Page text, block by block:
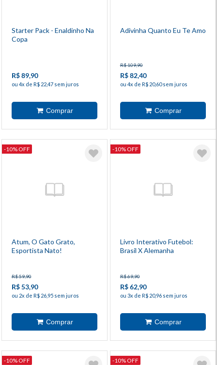
Starter Pack - Enaldinho Na
Copa
R$ 89,90
ou 4x de R$ 22,47 sem juros
Adivinha Quanto Eu Te Amo
R$ 109,90
R$ 82,40
ou 4x de R$ 20,60 sem juros
-10% OFF
Atum, O Gato Grato,
Esportista Nato!
R$ 59,90
R$ 53,90
ou 2x de R$ 26,95 sem juros
-10% OFF
Livro Interativo Futebol:
Brasil X Alemanha
R$ 69,90
R$ 62,90
ou 3x de R$ 20,96 sem juros
-10% OFF -10% OFF